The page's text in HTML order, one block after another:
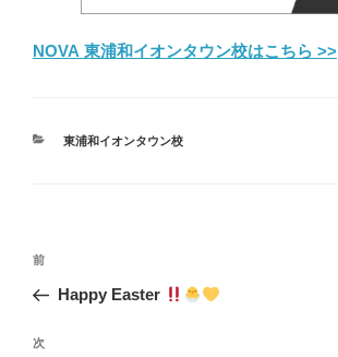
NOVA 東浦和イオンタウン校はこちら >>
カ
東浦和イオンタウン校
投
ナ
ビ
前
の
稿
前
Happy Easter
次
次